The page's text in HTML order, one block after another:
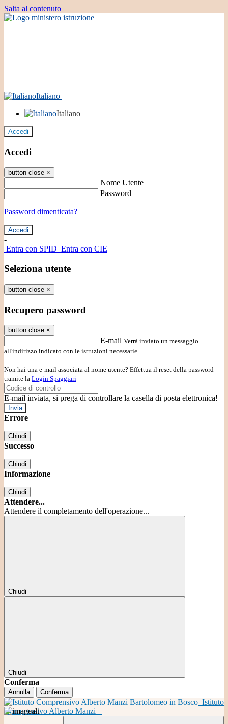
Salta al contenuto
Italiano
Italiano
Accedi
Accedi
button close ×
Nome Utente
Password
Password dimenticata?
-
Entra con SPID Entra con CIE
Seleziona utente
button close ×
Recupero password
button close ×
E-mail Verrà inviato un messaggio
all'indirizzo indicato con le istruzioni necessarie.
Non hai una e-mail associata al nome utente? Effettua il reset della password
tramite la Login Spaggiari
E-mail inviata, si prega di controllare la casella di posta elettronica!
Errore
Chiudi
Successo
Chiudi
Informazione
Chiudi
Attendere...
Attendere il completamento dell'operazione...
Chiudi
Chiudi
Conferma
Annulla Conferma
Istituto
Comprensivo Alberto Manzi